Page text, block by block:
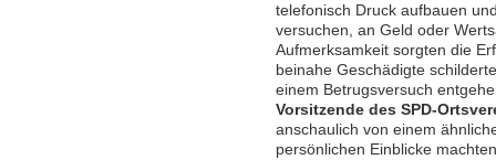
telefonisch Druck aufbauen
versuchen, an Geld oder
Aufmerksamkeit sorgten die
beinahe Geschädigte
einem Betrugsversuch
Vorsitzende des SPD-
anschaulich von einem
persönlichen Einblicke